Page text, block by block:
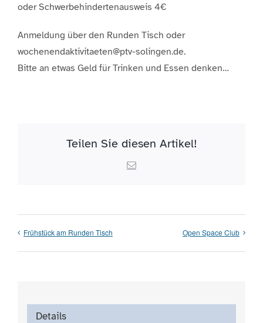
oder Schwerbehindertenausweis 4€
Anmeldung über den Runden Tisch oder
wochenendaktivitaeten@ptv-solingen.de.
Bitte an etwas Geld für Trinken und Essen denken…
Teilen Sie diesen Artikel!
Email
Frühstück am Runden Tisch Open Space Club
Details